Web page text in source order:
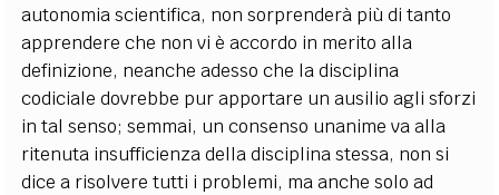
autonomia scientifica, non sorprenderà più di tanto
apprendere che non vi è accordo in merito alla
definizione, neanche adesso che la disciplina
codiciale dovrebbe pur apportare un ausilio agli sforzi
in tal senso; semmai, un consenso unanime va alla
ritenuta insufficienza della disciplina stessa, non si
dice a risolvere tutti i problemi, ma anche solo ad